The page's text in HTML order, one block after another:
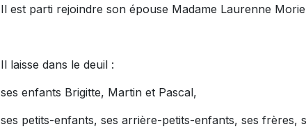
Il est parti rejoindre son épouse Madame Laurenne
Il laisse dans le deuil :
ses enfants Brigitte, Martin et Pascal,
ses petits-enfants, ses arrière-petits-enfants, ses frères,